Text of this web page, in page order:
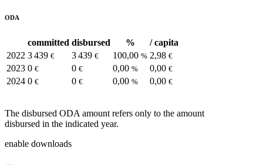
ODA
committed disbursed %
/ capita
2022 3 439 € 3 439 € 100,00 % 2,98 €
2023 0 € 0 € 0,00 % 0,00 €
2024 0 € 0 € 0,00 % 0,00 €
The disbursed ODA amount refers only to the amount
disbursed in the indicated year.
enable downloads